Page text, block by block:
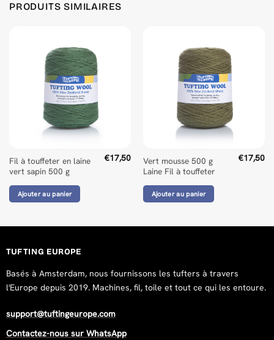
PRODUITS SIMILAIRES
Fil à touffeter en laine
vert sapin 500 g
€17,50
Ajouter au panier
Vert mousse 500 g
Laine Fil à touffeter
€17,50
Ajouter au panier
TUFTING EUROPE
Basés à Amsterdam, nous fournissons les tufters à travers
l'Europe depuis 2019. Machines, fil, toile et tout ce qui les entoure.
support@tuftingeurope.com
Contactez-nous sur WhatsApp